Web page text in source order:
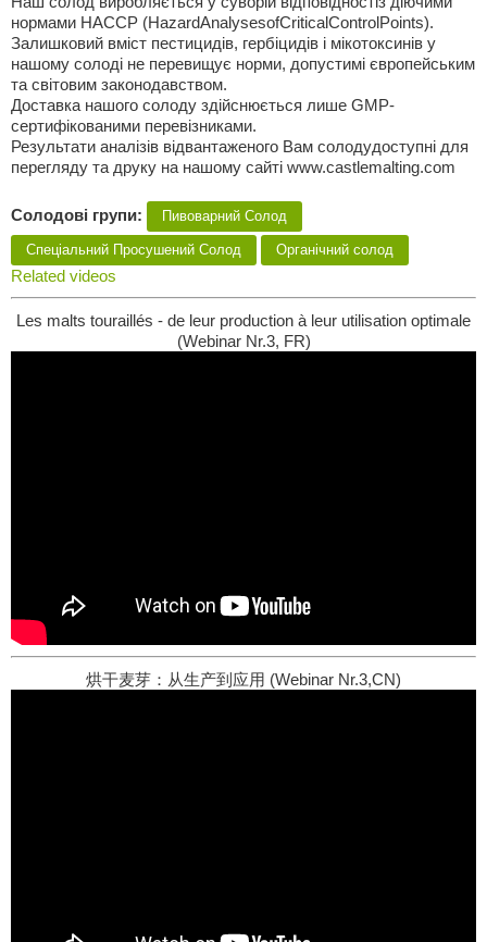
нормами НАССР (HazardAnalysesofCriticalControlPoints).
Залишковий вміст пестицидів, гербіцидів i мікотоксинів у
нашому солоді не перевищує норми, допустимі європейським
та світовим законодавством.
Доставка нашого солоду здійснюється лише GMP-
сертифікованими перевізниками.
Результати аналізів відвантаженого Вам солодудоступні для
перегляду та друку на нашому сайті www.castlemalting.com
Солодові групи: Пивоварний Солод
Спеціальний Просушений Солод Органічний солод
Related videos
Les malts touraillés - de leur production à leur utilisation optimale
(Webinar Nr.3, FR)
烘干麦芽：从生产到应用 (Webinar Nr.3,CN)